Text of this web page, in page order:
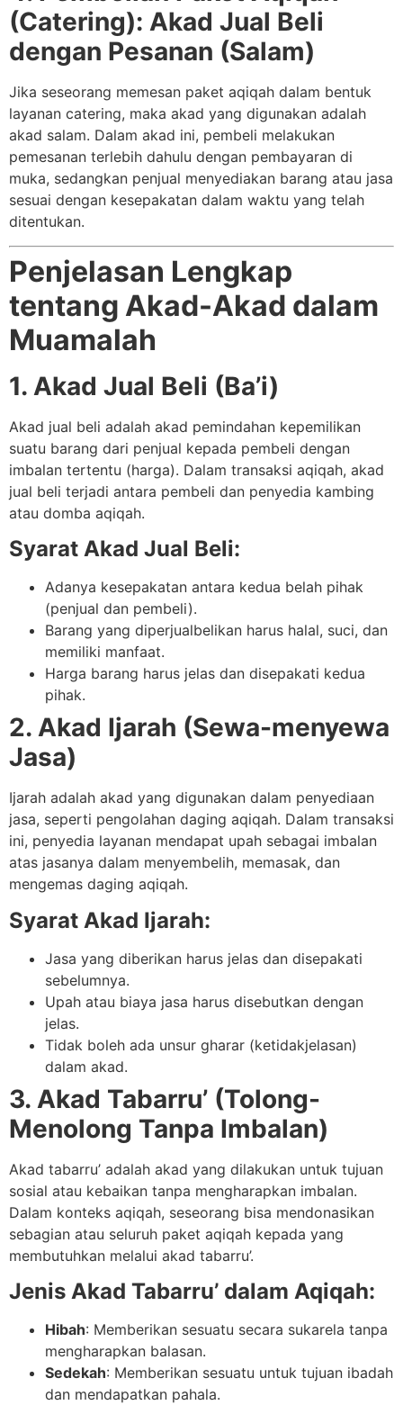
(Catering): Akad Jual Beli
dengan Pesanan (Salam)
Jika seseorang memesan paket aqiqah dalam bentuk
layanan catering, maka akad yang digunakan adalah
akad salam. Dalam akad ini, pembeli melakukan
pemesanan terlebih dahulu dengan pembayaran di
muka, sedangkan penjual menyediakan barang atau jasa
sesuai dengan kesepakatan dalam waktu yang telah
ditentukan.
Penjelasan Lengkap
tentang Akad-Akad dalam
Muamalah
1. Akad Jual Beli (Ba’i)
Akad jual beli adalah akad pemindahan kepemilikan
suatu barang dari penjual kepada pembeli dengan
imbalan tertentu (harga). Dalam transaksi aqiqah, akad
jual beli terjadi antara pembeli dan penyedia kambing
atau domba aqiqah.
Syarat Akad Jual Beli:
Adanya kesepakatan antara kedua belah pihak
(penjual dan pembeli).
Barang yang diperjualbelikan harus halal, suci, dan
memiliki manfaat.
Harga barang harus jelas dan disepakati kedua
pihak.
2. Akad Ijarah (Sewa-menyewa
Jasa)
Ijarah adalah akad yang digunakan dalam penyediaan
jasa, seperti pengolahan daging aqiqah. Dalam transaksi
ini, penyedia layanan mendapat upah sebagai imbalan
atas jasanya dalam menyembelih, memasak, dan
mengemas daging aqiqah.
Syarat Akad Ijarah:
Jasa yang diberikan harus jelas dan disepakati
sebelumnya.
Upah atau biaya jasa harus disebutkan dengan
jelas.
Tidak boleh ada unsur gharar (ketidakjelasan)
dalam akad.
3. Akad Tabarru’ (Tolong-
Menolong Tanpa Imbalan)
Akad tabarru’ adalah akad yang dilakukan untuk tujuan
sosial atau kebaikan tanpa mengharapkan imbalan.
Dalam konteks aqiqah, seseorang bisa mendonasikan
sebagian atau seluruh paket aqiqah kepada yang
membutuhkan melalui akad tabarru’.
Jenis Akad Tabarru’ dalam Aqiqah:
Hibah: Memberikan sesuatu secara sukarela tanpa
mengharapkan balasan.
Sedekah: Memberikan sesuatu untuk tujuan ibadah
dan mendapatkan pahala.